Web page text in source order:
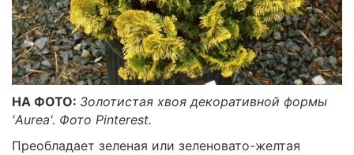
НА ФОТО: Золотистая хвоя декоративной формы
'Aurea'. Фото Pinterest.
Преобладает зеленая или зеленовато-желтая